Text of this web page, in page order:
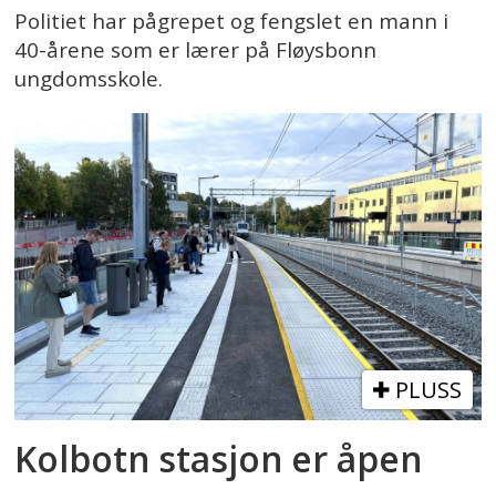
Politiet har pågrepet og fengslet en mann i
40-årene som er lærer på Fløysbonn
ungdomsskole.
PLUSS
Kolbotn stasjon er åpen